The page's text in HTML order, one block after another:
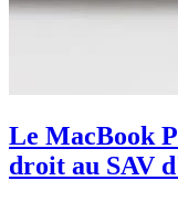
Le MacBook
droit au SAV